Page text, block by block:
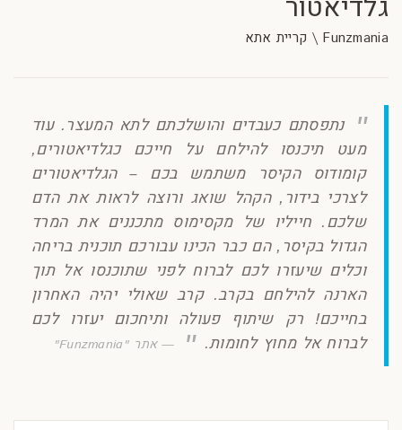
גלדיאטור
Funzmania \ קריית אתא
נתפסתם כעבדים והושלכתם לתא המעצר. עוד
מעט תיכנסו להילחם על חייכם כגלדיאטורים,
קומודוס הקיסר משתמש בכם – הגלדיאטורים
לצרכי בידור, הקהל שואג ורוצה לראות את הדם
שלכם. חייליו של מקסימוס מתכננים את המרד
הגדול בקיסר, הם כבר הכינו עבורכם תוכנית בריחה
וכלים שיעזרו לכם לברוח לפני שתוכנסו אל תוך
הארנה להילחם בקרב. קרב שאולי יהיה האחרון
בחייכם! רק שיתוף פעולה ותיחכום יעזרו לכם
לברוח אל מחוץ לחומות.
אתר "Funzmania"